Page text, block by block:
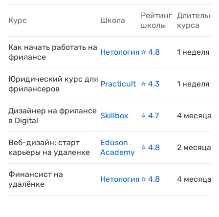
Курс Школа
Рейтинг
школы
курса
Как начать работать на
фрилансе
Нетология ⭐️ 4.8 1 неделя
Юридический курс для
фрилансеров
Practicult ⭐️ 4.3 1 неделя
Дизайнер на фрилансе
в Digital
Skillbox ⭐️ 4.7 4 месяца
Веб-дизайн: старт
карьеры на удаленке
Eduson
Academy
⭐️ 4.8 2 месяца
Финансист на
удалёнке
Нетология ⭐️ 4.8 4 месяца